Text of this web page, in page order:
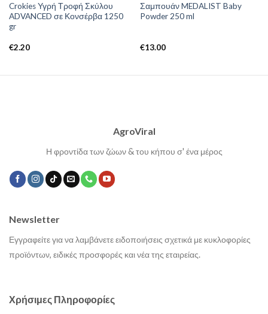
Crokies Υγρή Τροφή Σκύλου
ADVANCED σε Κονσέρβα 1250
gr
€2.20
Σαμπουάν MEDALIST Baby
Powder 250 ml
€13.00
AgroViral
Η φροντίδα των ζώων & του κήπου σ' ένα μέρος
Χρήσιμες Πληροφορίες
Newsletter
Εγγραφείτε για να λαμβάνετε ειδοποιήσεις σχετικά με κυκλοφορίες
προϊόντων, ειδικές προσφορές και νέα της εταιρείας.